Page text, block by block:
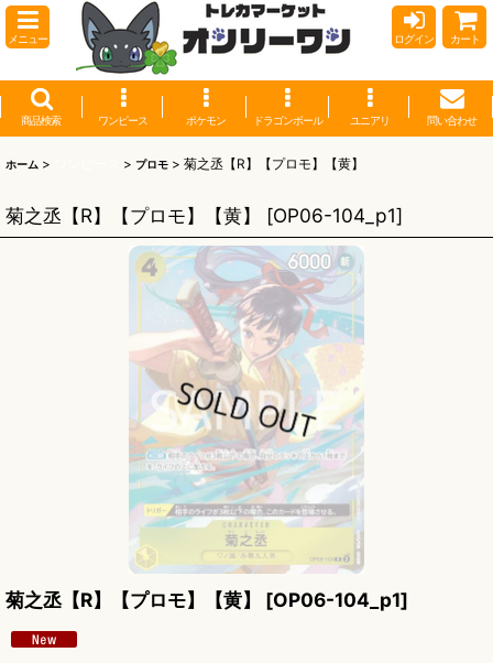
メニュー ログイン カート
商品検索 ワンピース ポケモン ドラゴンボール ユニアリ 問い合わせ
ホーム > > プロモ > 菊之丞【R】【プロモ】【黄】
菊之丞【R】【プロモ】【黄】 [OP06-104_p1]
菊之丞【R】【プロモ】【黄】 [OP06-104_p1]